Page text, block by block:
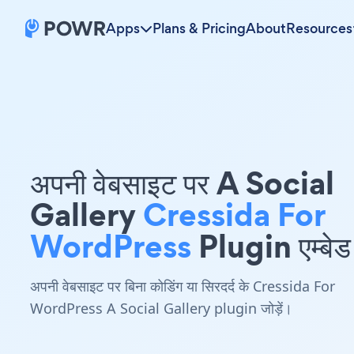
Apps Plans & PricingAboutResources
अपनी वेबसाइट पर A Social
GalleryCressida For
WordPress Plugin
अपनी वेबसाइट पर बिना कोडिंग या सिरदर्द के Cressida For
WordPress A Social Gallery plugin जोड़ें।